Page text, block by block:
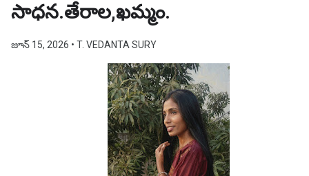
సాధన.తేరాల,ఖమ్మం.
జూన్ 15, 2026 • T. VEDANTA SURY